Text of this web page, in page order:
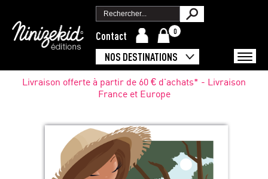
Contact 0
NOS DESTINATIONS
Livraison offerte à partir de 60 € d'achats* - Livraison
France et Europe